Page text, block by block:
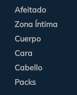
Afeitado
Zona Íntima
Cuerpo
Cara
Cabello
Packs